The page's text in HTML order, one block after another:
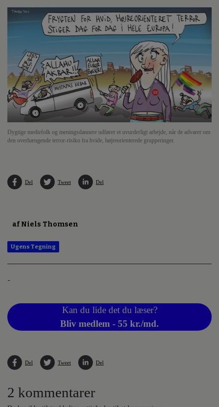
Dygtige mediefolk og meningsdannere udfører et uvurderligt arbejde, når de advarer om
den overhængende terror-risiko fra hvide, højreorienterede grupperinger.
Del Tweet Del
af Niels Thomsen
Ugens Tegning
-
Kan du lide det du læser?
Bliv medlem - 55 kr./md.
Del Tweet Del
2 kommentarer